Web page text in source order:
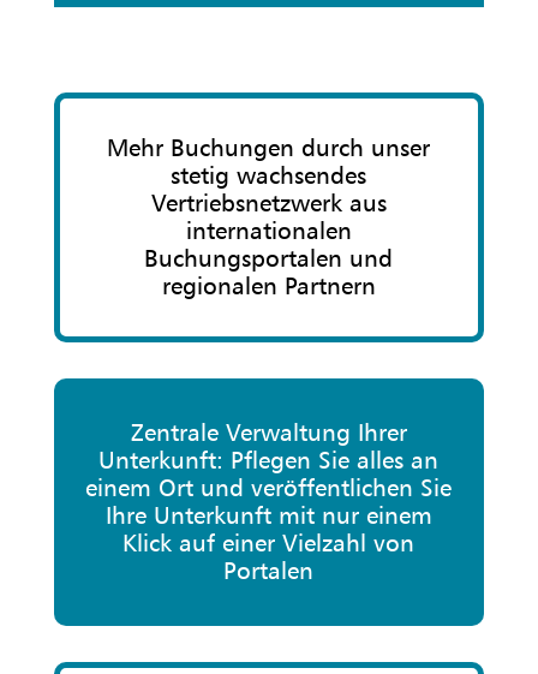
Mehr Buchungen durch unser
stetig wachsendes
Vertriebsnetzwerk aus
internationalen
Buchungsportalen und
regionalen Partnern
Zentrale Verwaltung Ihrer
Unterkunft: Pflegen Sie alles an
einem Ort und veröffentlichen Sie
Ihre Unterkunft mit nur einem
Klick auf einer Vielzahl von
Portalen